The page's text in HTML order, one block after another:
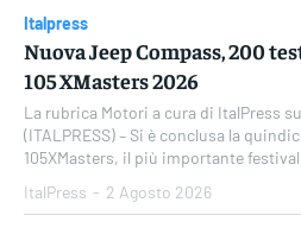
Italpress
Nuova Jeep Compass, 200
105 XMasters 2026
La rubrica Motori a cura di ItalPress su
(ITALPRESS) – Si è conclusa la
105XMasters, il più importante
ItalPress - 2 Agosto 2026